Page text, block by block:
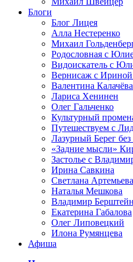
Блоги
Блог Лицея
Алла Нестеренко
Михаил
Родословная с
Видоискатель с
Вернисаж с
Валентина
Лариса Хенинен
Олег Гальченко
Культурный
Путешествуем с
Лазурный Берег
«Задние мысли»
Застолье с
Ирина Савкина
Светлана Артемьева
Наталья Мешкова
Владимир Берштейн
Екатерина Габалова
Олег Липовецкий
Илона Румянцева
Афиша